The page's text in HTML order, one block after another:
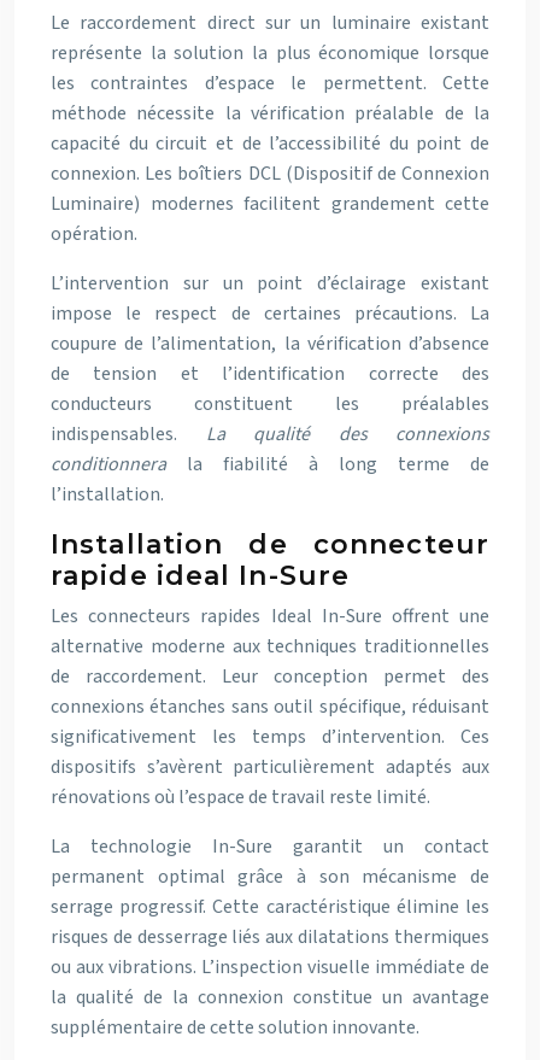
Le raccordement direct sur un luminaire existant
représente la solution la plus économique lorsque
les contraintes d’espace le permettent. Cette
méthode nécessite la vérification préalable de la
capacité du circuit et de l’accessibilité du point de
connexion. Les boîtiers DCL (Dispositif de Connexion
Luminaire) modernes facilitent grandement cette
opération.
L’intervention sur un point d’éclairage existant
impose le respect de certaines précautions. La
coupure de l’alimentation, la vérification d’absence
de tension et l’identification correcte des
conducteurs constituent les préalables
indispensables. La qualité des connexions
conditionnera la fiabilité à long terme de
l’installation.
Installation de connecteur
rapide ideal In-Sure
Les connecteurs rapides Ideal In-Sure offrent une
alternative moderne aux techniques traditionnelles
de raccordement. Leur conception permet des
connexions étanches sans outil spécifique, réduisant
significativement les temps d’intervention. Ces
dispositifs s’avèrent particulièrement adaptés aux
rénovations où l’espace de travail reste limité.
La technologie In-Sure garantit un contact
permanent optimal grâce à son mécanisme de
serrage progressif. Cette caractéristique élimine les
risques de desserrage liés aux dilatations thermiques
ou aux vibrations. L’inspection visuelle immédiate de
la qualité de la connexion constitue un avantage
supplémentaire de cette solution innovante.